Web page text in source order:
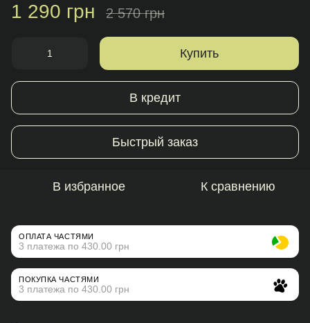
1 290 грн 2 570 грн
Купить
В кредит
Быстрый заказ
В избранное К сравнению
ОПЛАТА ЧАСТЯМИ
3 платежа по 430.00 грн
ПОКУПКА ЧАСТЯМИ
3 платежа по 430.00 грн